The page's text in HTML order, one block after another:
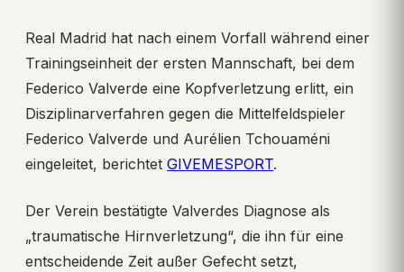
Real Madrid hat nach einem Vorfall während einer
Trainingseinheit der ersten Mannschaft, bei dem
Federico Valverde eine Kopfverletzung erlitt, ein
Disziplinarverfahren gegen die Mittelfeldspieler
Federico Valverde und Aurélien Tchouaméni
eingeleitet, berichtet GIVEMESPORT.
Der Verein bestätigte Valverdes Diagnose als
„traumatische Hirnverletzung“, die ihn für eine
entscheidende Zeit außer Gefecht setzt,